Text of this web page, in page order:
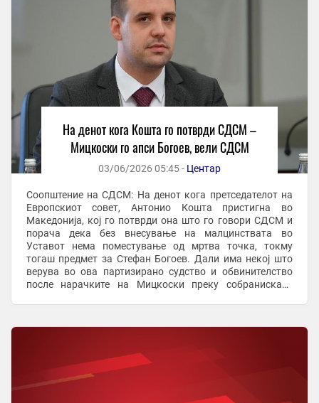
На денот кога Кошта го потврди СДСМ –
Мицкоски го апси Богоев, вели СДСМ
03/06/2026 05:45 - Центар
Соопштение на СДСМ: На денот кога претседателот на
Европскиот совет, Антонио Кошта пристигна во
Македонија, кој го потврди она што го говори СДСМ и
порача дека без внесување на малцинствата во
Уставот нема поместување од мртва точка, токму
тогаш предмет за Стефан Богоев. Дали има некој што
верува во ова партизирано судство и обвинителство
после нарачките на Мицкоски преку собраниската